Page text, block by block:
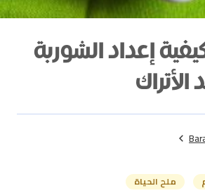
إعداد الشوربة
ملح الحياة